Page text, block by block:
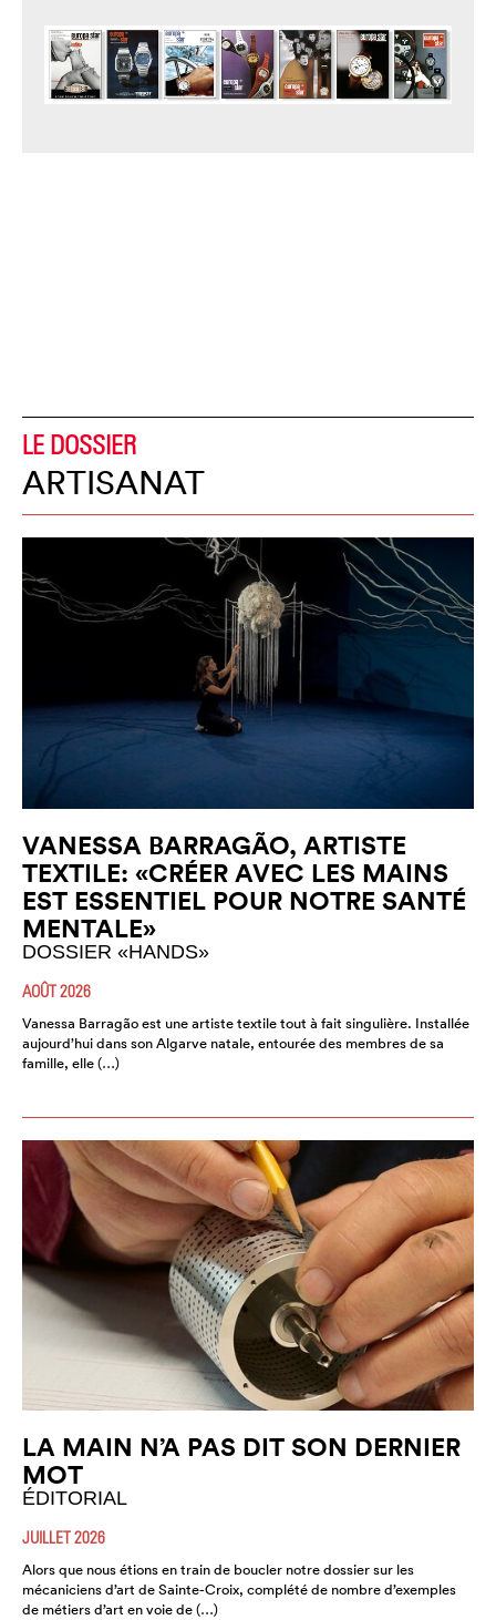
LE DOSSIER
ARTISANAT
VANESSA BARRAGÃO, ARTISTE
TEXTILE: «CRÉER AVEC LES MAINS
EST ESSENTIEL POUR NOTRE SANTÉ
MENTALE»
DOSSIER «HANDS»
AOÛT 2026
Vanessa Barragão est une artiste textile tout à fait singulière. Installée
aujourd’hui dans son Algarve natale, entourée des membres de sa
famille, elle (…)
LA MAIN N’A PAS DIT SON DERNIER
MOT
ÉDITORIAL
JUILLET 2026
Alors que nous étions en train de boucler notre dossier sur les
mécaniciens d’art de Sainte-Croix, complété de nombre d’exemples
de métiers d’art en voie de (…)